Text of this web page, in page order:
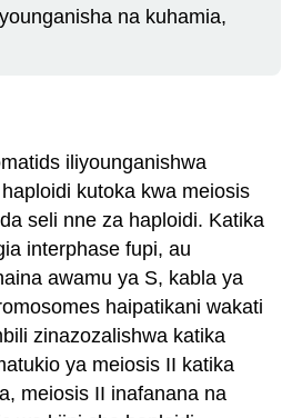
na kuhamia,
iliyounganishwa
kutoka kwa meiosis
seli nne za haploidi. Katika
interphase fupi, au
awamu ya S, kabla ya
haipatikani wakati
zinazozalishwa katika
ya meiosis II katika
meiosis II inafanana na